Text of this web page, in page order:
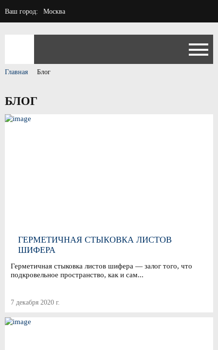
Ваш город: Москва
Главная Блог
БЛОГ
ГЕРМЕТИЧНАЯ СТЫКОВКА ЛИСТОВ
ШИФЕРА
Герметичная стыковка листов шифера — залог того, что
подкровельное пространство, как и сам...
7 декабря 2020 г.